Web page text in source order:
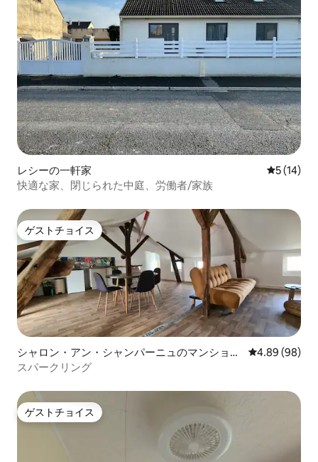
レシーの一軒家 レビュー
5 (14)
快適な家、閉じられた中庭、労働者/家族
ゲストチョイス
ゲストチョイス
シャロン・アン・シャンパーニュのマンショ
ン・アパート
レビュー98件
4.89 (98)
スパークリング
ゲストチョイス
ゲストチョイス